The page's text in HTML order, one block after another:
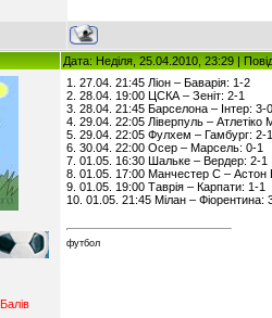
Дата: Неділя, 25.04.2010, 23:29 |
Балiв
1. 27.04. 21:45 Ліон – Баварія: 1-2
2. 28.04. 19:00 ЦСКА – Зеніт: 2-1
3. 28.04. 21:45 Барселона – Інтер: 3-0
4. 29.04. 22:05 Ліверпуль – Атлетіко
5. 29.04. 22:05 Фулхем – Гамбург: 2-1
6. 30.04. 22:00 Осер – Марсель: 0-1
7. 01.05. 16:30 Шальке – Вердер: 2-1
8. 01.05. 17:00 Манчестер С – Астон
9. 01.05. 19:00 Таврія – Карпати: 1-1
10. 01.05. 21:45 Мілан – Фіорентина:
футбол